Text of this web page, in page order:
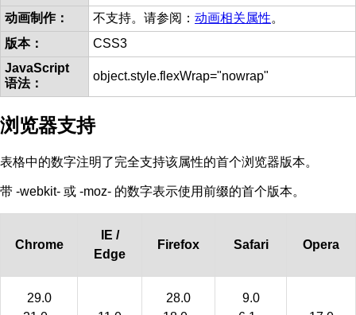
动画制作：
不支持。请参阅： 动画相关属性。
版本：
CSS3
JavaScript
语法：
object.style.flexWrap="nowrap"
浏览器支持
表格中的数字注明了完全支持该属性的首个浏览器版本。
带 -webkit- 或 -moz- 的数字表示使用前缀的首个版本。
Chrome
IE /
Edge
Firefox Safari Opera
29.0
28.0
9.0